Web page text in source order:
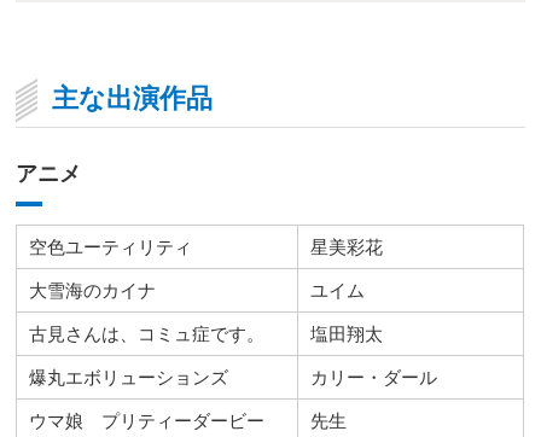
主な出演作品
アニメ
空色ユーティリティ
星美彩花
大雪海のカイナ
ユイム
古見さんは、コミュ症です。
塩田翔太
爆丸エボリューションズ
カリー・ダール
ウマ娘 プリティーダービー
先生